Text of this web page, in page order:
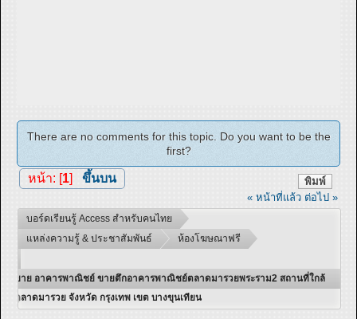
There are no comments for this topic. Do you want to be the
first?
พิมพ์
หน้า: [ 1] ขึ้นบน
« หน้าที่แล้ว ต่อไป »
บอร์ดเรียนรู้ Access สำหรับคนไทย
แหล่งความรู้ & ประชาสัมพันธ์
ห้องโฆษณาฟรี
ขาย อาคารพาณิชย์ ขายตึกอาคารพาณิชย์ตลาดมารวยพระราม2 สถานที่ใกล้
ตลาดมารวย จังหวัด กรุงเทพ เขต บางขุนเทียน